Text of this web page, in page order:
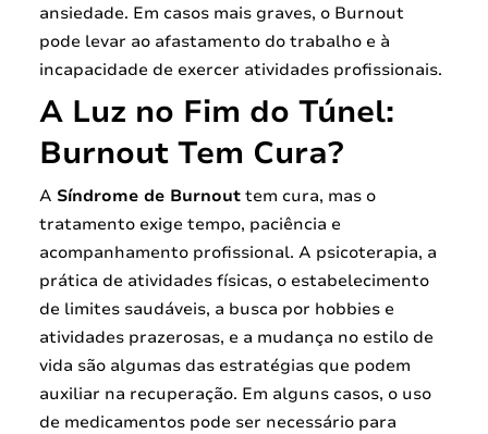
ansiedade. Em casos mais graves, o Burnout
pode levar ao afastamento do trabalho e à
incapacidade de exercer atividades profissionais.
A Luz no Fim do Túnel:
Burnout Tem Cura?
A Síndrome de Burnout tem cura, mas o
tratamento exige tempo, paciência e
acompanhamento profissional. A psicoterapia, a
prática de atividades físicas, o estabelecimento
de limites saudáveis, a busca por hobbies e
atividades prazerosas, e a mudança no estilo de
vida são algumas das estratégias que podem
auxiliar na recuperação. Em alguns casos, o uso
de medicamentos pode ser necessário para